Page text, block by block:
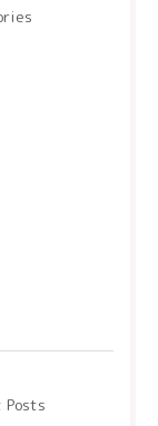
Posts